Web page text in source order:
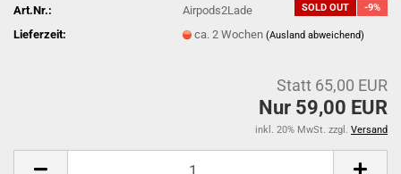
SOLD OUT -9%
Art.Nr.:
Airpods2Lade
Lieferzeit:
ca. 2 Wochen(Ausland abweichend)
Statt 65,00 EUR
Nur 59,00 EUR
inkl. 20% MwSt. zzgl. Versand